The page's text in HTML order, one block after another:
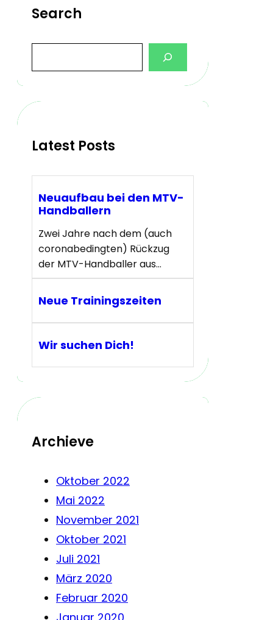
Search
a
c
Latest Posts
Neuaufbau bei den MTV-
Handballern
Zwei Jahre nach dem (auch
coronabedingten) Rückzug
der MTV-Handballer aus…
Neue Trainingszeiten
Wir suchen Dich!
Archieve
Oktober 2022
Mai 2022
November 2021
Oktober 2021
Juli 2021
März 2020
Februar 2020